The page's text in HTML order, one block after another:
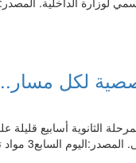
الثانوية أسابيع قليلة
تخصصية لكل مسار.. تفاصيل مقررات الصف الثالث الثانوى بالبكالوريا